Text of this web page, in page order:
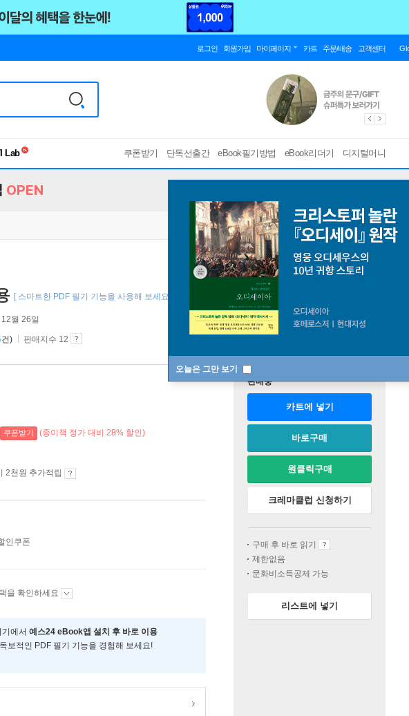
로그인 회원가입 마이페이지 카트 주문/배송 고객센터
Lab
형검사
쿠폰받기 단독선출간 eBook필기방법 eBook리더기 디지털머니
오늘은 그만 보기
OPEN
[ 스마트한 PDF 필기 기능을 사용해 보세요! ]
월 26일
건) 판매지수 12
쿠폰받기 (종이책 정가 대비 28% 할인)
2천원 추가적립
인쿠폰
을 확인하세요
에서 예스24 eBook앱 설치 후 바로 이용
보적인 PDF 필기 기능을 경험해 보세요!
판매중
카트에 넣기
바로구매
원클릭구매
크레마클럽 신청하기
구매 후 바로 읽기
제한없음
문화비소득공제 가능
리스트에 넣기